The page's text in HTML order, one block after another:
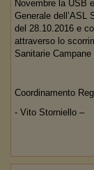
Novembre la USB
Generale dell’ASL
del 28.10.2016 e
attraverso lo
Sanitarie Campane .
Coordinamento
- Vito Storniello –